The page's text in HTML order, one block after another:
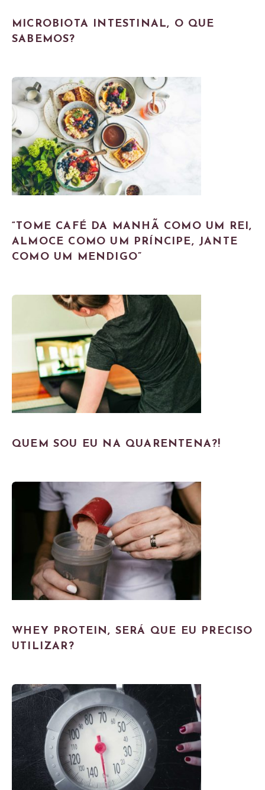
MICROBIOTA INTESTINAL, O QUE
SABEMOS?
“TOME CAFÉ DA MANHÃ COMO UM REI,
ALMOCE COMO UM PRÍNCIPE, JANTE
COMO UM MENDIGO”
QUEM SOU EU NA QUARENTENA?!
WHEY PROTEIN, SERÁ QUE EU PRECISO
UTILIZAR?